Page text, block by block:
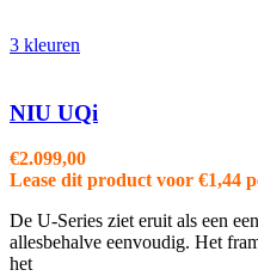
3 kleuren
NIU UQi
€2.099,00
Lease dit product voor €1,44
De U-Series ziet eruit als een
allesbehalve eenvoudig. Het
het